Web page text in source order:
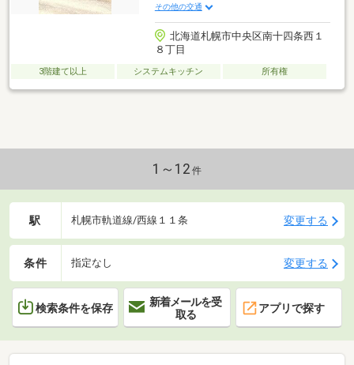
その他の交通
北海道札幌市中央区南十四条西１
８丁目
3階建て以上 システムキッチン 所有権
1～12 件
駅 札幌市軌道線/西線１１条 変更する
条件 指定なし 変更する
検索条件を保存
新着メールを受
取る
アプリで探す